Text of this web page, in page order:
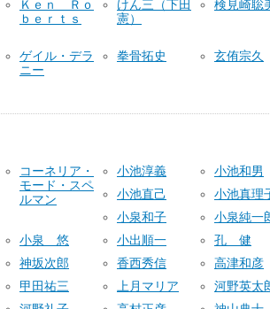
Ｋｅｎ Ｒｏ
ｂｅｒｔｓ
けん三（下田
憲）
検見崎聡
ゲイル・デラ
ニー
拳骨拓史 玄侑宗久
コーネリア・
モード・スペ
ルマン
小池淳義
小池和男
小池直己
小池真理
小泉和子
小泉純一
小泉 悠 小出順一
孔 健
神坂次郎 香西秀信
高津和彦
甲田祐三 上月マリア
河野英太